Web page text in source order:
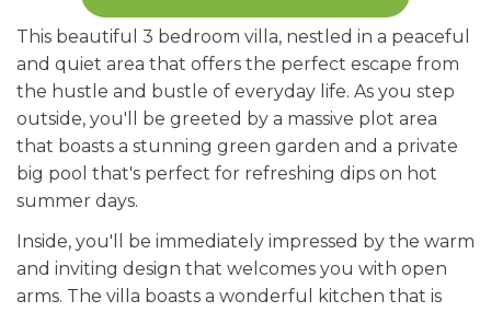
This beautiful 3 bedroom villa, nestled in a peaceful
and quiet area that offers the perfect escape from
the hustle and bustle of everyday life. As you step
outside, you'll be greeted by a massive plot area
that boasts a stunning green garden and a private
big pool that's perfect for refreshing dips on hot
summer days.
Inside, you'll be immediately impressed by the warm
and inviting design that welcomes you with open
arms. The villa boasts a wonderful kitchen that is